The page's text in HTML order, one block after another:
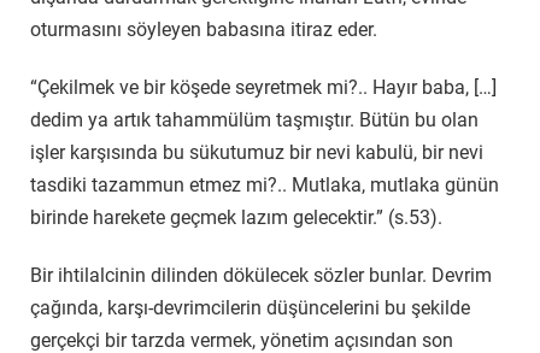
oturmasını söyleyen babasına itiraz eder.
“Çekilmek ve bir köşede seyretmek mi?.. Hayır baba, […]
dedim ya artık tahammülüm taşmıştır. Bütün bu olan
işler karşısında bu sükutumuz bir nevi kabulü, bir nevi
tasdiki tazammun etmez mi?.. Mutlaka, mutlaka günün
birinde harekete geçmek lazım gelecektir.” (s.53).
Bir ihtilalcinin dilinden dökülecek sözler bunlar. Devrim
çağında, karşı-devrimcilerin düşüncelerini bu şekilde
gerçekçi bir tarzda vermek, yönetim açısından son